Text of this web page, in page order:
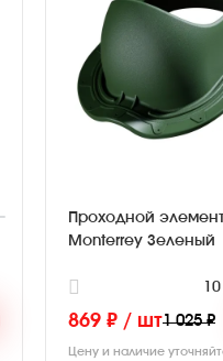
Проходной
Monterrey Зеленый
869 ₽ / шт1 025 ₽
Цену и наличие